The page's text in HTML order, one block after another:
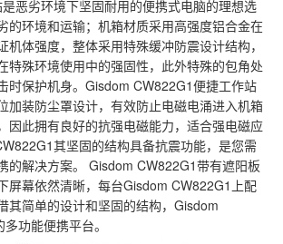
恶劣环境下坚固耐用的便携式电脑的理想选
的环境和运输；机箱材质采用高强度铝合金在
机体强度，整体采用特殊缓冲防震设计结构，
特殊环境使用中的强固性，此外特殊的包角处
时保护机身。Gisdom CW822G1便捷工作站
加装防尘罩设计，有效防止电磁电涌进入机箱
因此拥有良好的抗强电磁能力，适合强电磁应
其坚固的结构具备抗震功能，是您需
的解决方案。 Gisdom CW822G1带有遮阳板
屏幕依然清晰，每台Gisdom CW822G1上配
其简单的设计和坚固的结构，Gisdom
功能便携平台。